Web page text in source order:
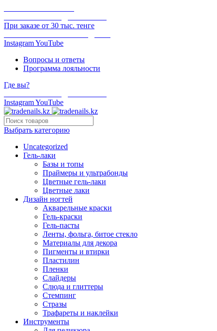
При заказе от 30 тыс. тенге
InstagramYouTube
Вопросы и ответы
Программа лояльности
Где вы?
InstagramYouTube
Выбрать категорию
Uncategorized
Гель-лаки
Базы и топы
Праймеры и ультрабонды
Цветные гель-лаки
Цветные лаки
Дизайн ногтей
Акварельные краски
Гель-краски
Гель-пасты
Ленты, фольга, битое стекло
Материалы для декора
Пигменты и втирки
Пластилин
Пленки
Слайдеры
Слюда и глиттеры
Стемпинг
Стразы
Трафареты и наклейки
Инструменты